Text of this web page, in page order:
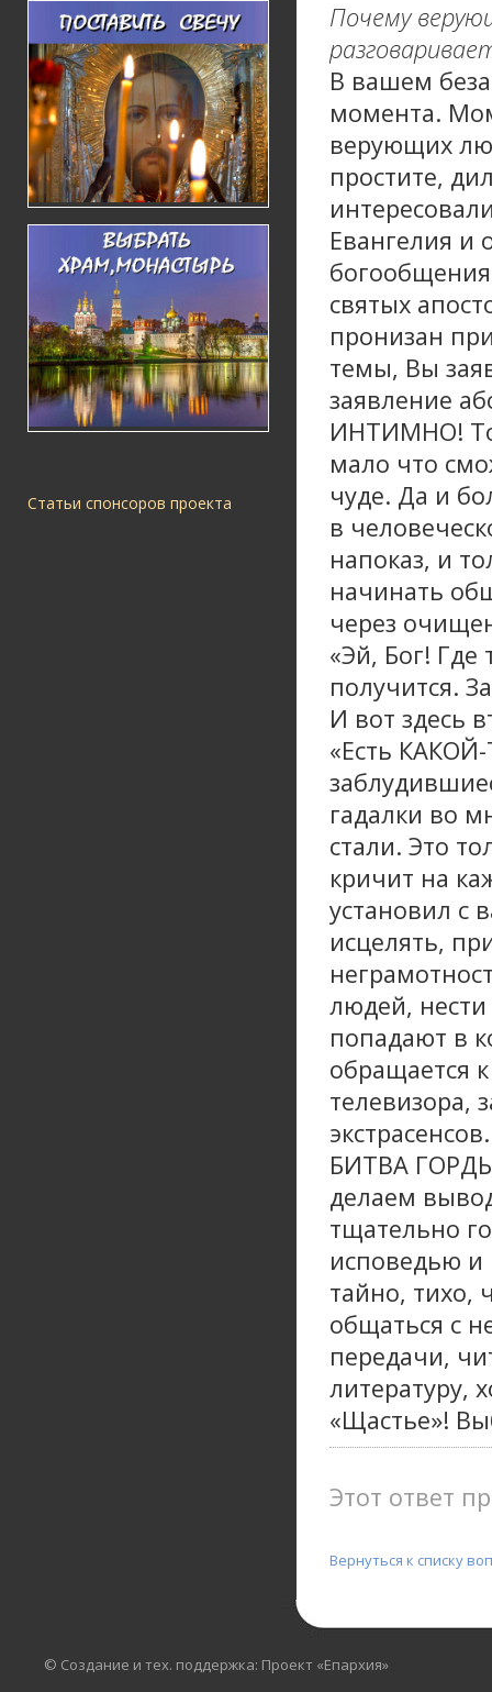
Статьи спонсоров проекта
Почему
В вашем
момента.
верующих
простите,
Евангелия и
святых
пронизан
темы, Вы
заявление
ИНТИМНО!
мало что
чуде. Да и
в
напоказ, и
начинать
через
«Эй, Бог!
получится.
И вот здесь
«Есть
гадалки во
стали. Это
кричит на
установил с
исцелять,
людей,
попадают в
обращается
телевизора,
БИТВА
делаем
тщательно
исповедью и
тайно, тихо,
общаться с
передачи,
литературу,
«Щастье»!
Этот ответ
Вернуться к списку
© Создание и тех. поддержка: Проект «Епархия»